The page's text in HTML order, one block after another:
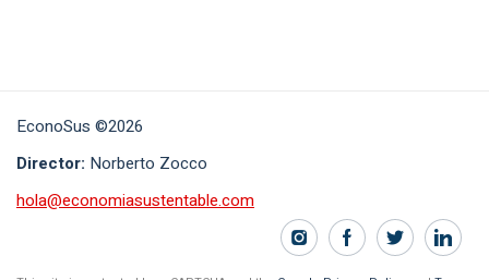
EconoSus ©2026
Director: Norberto Zocco
hola@economiasustentable.com